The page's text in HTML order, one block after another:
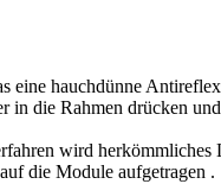
eine hauchdünne
in die Rahmen drücken
wird
die Module aufgetragen .